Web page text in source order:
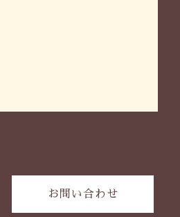
お問い合わせ